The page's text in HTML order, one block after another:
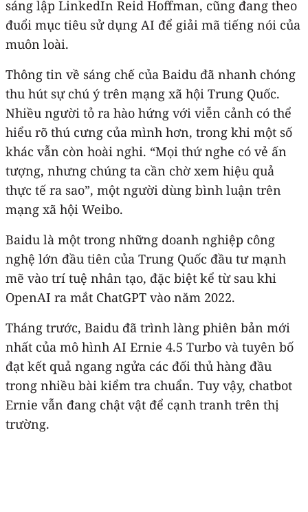
sáng lập LinkedIn Reid Hoffman, cũng đang theo
đuổi mục tiêu sử dụng AI để giải mã tiếng nói của
muôn loài.
Thông tin về sáng chế của Baidu đã nhanh chóng
thu hút sự chú ý trên mạng xã hội Trung Quốc.
Nhiều người tỏ ra hào hứng với viễn cảnh có thể
hiểu rõ thú cưng của mình hơn, trong khi một số
khác vẫn còn hoài nghi. “Mọi thứ nghe có vẻ ấn
tượng, nhưng chúng ta cần chờ xem hiệu quả
thực tế ra sao”, một người dùng bình luận trên
mạng xã hội Weibo.
Baidu là một trong những doanh nghiệp công
nghệ lớn đầu tiên của Trung Quốc đầu tư mạnh
mẽ vào trí tuệ nhân tạo, đặc biệt kể từ sau khi
OpenAI ra mắt ChatGPT vào năm 2022.
Tháng trước, Baidu đã trình làng phiên bản mới
nhất của mô hình AI Ernie 4.5 Turbo và tuyên bố
đạt kết quả ngang ngửa các đối thủ hàng đầu
trong nhiều bài kiểm tra chuẩn. Tuy vậy, chatbot
Ernie vẫn đang chật vật để cạnh tranh trên thị
trường.